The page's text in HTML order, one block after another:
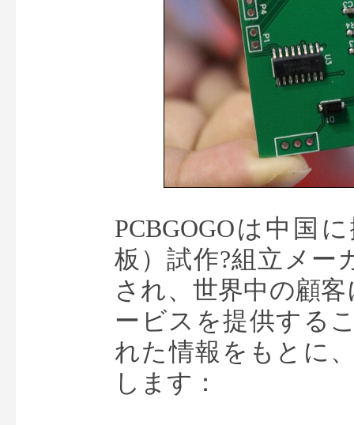
PCBGOGOは中国
板）試作?組立メー
され、世界中の顧
ービスを提供する
れた情報をもとに
します：